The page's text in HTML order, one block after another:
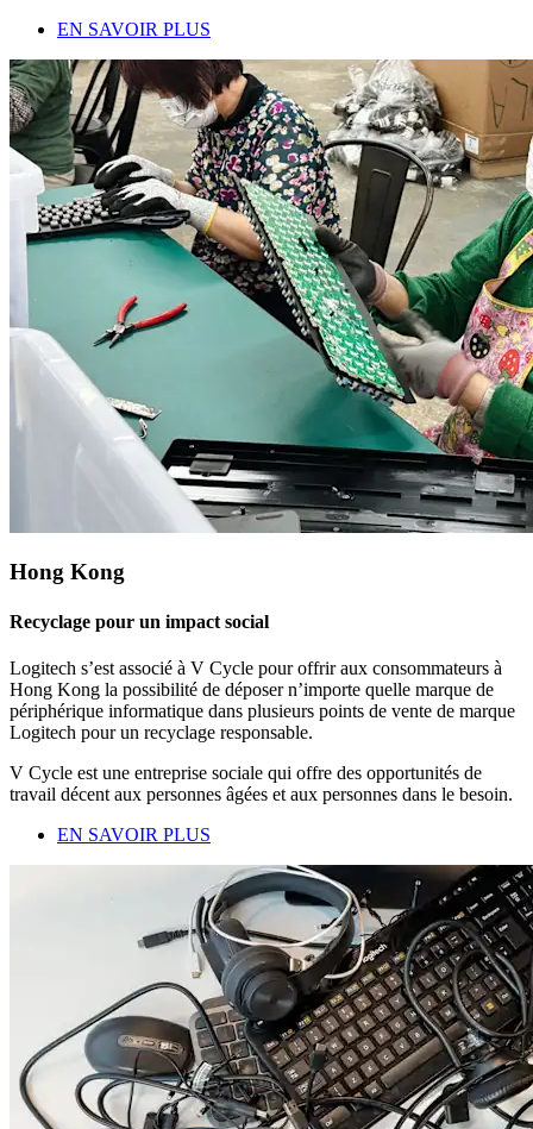
EN SAVOIR PLUS
Hong Kong
Recyclage pour un impact social
Logitech s’est associé à V Cycle pour offrir aux consommateurs à
Hong Kong la possibilité de déposer n’importe quelle marque de
périphérique informatique dans plusieurs points de vente de marque
Logitech pour un recyclage responsable.
V Cycle est une entreprise sociale qui offre des opportunités de
travail décent aux personnes âgées et aux personnes dans le besoin.
EN SAVOIR PLUS